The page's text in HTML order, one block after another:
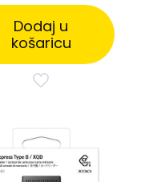
Dodaj u
košaricu